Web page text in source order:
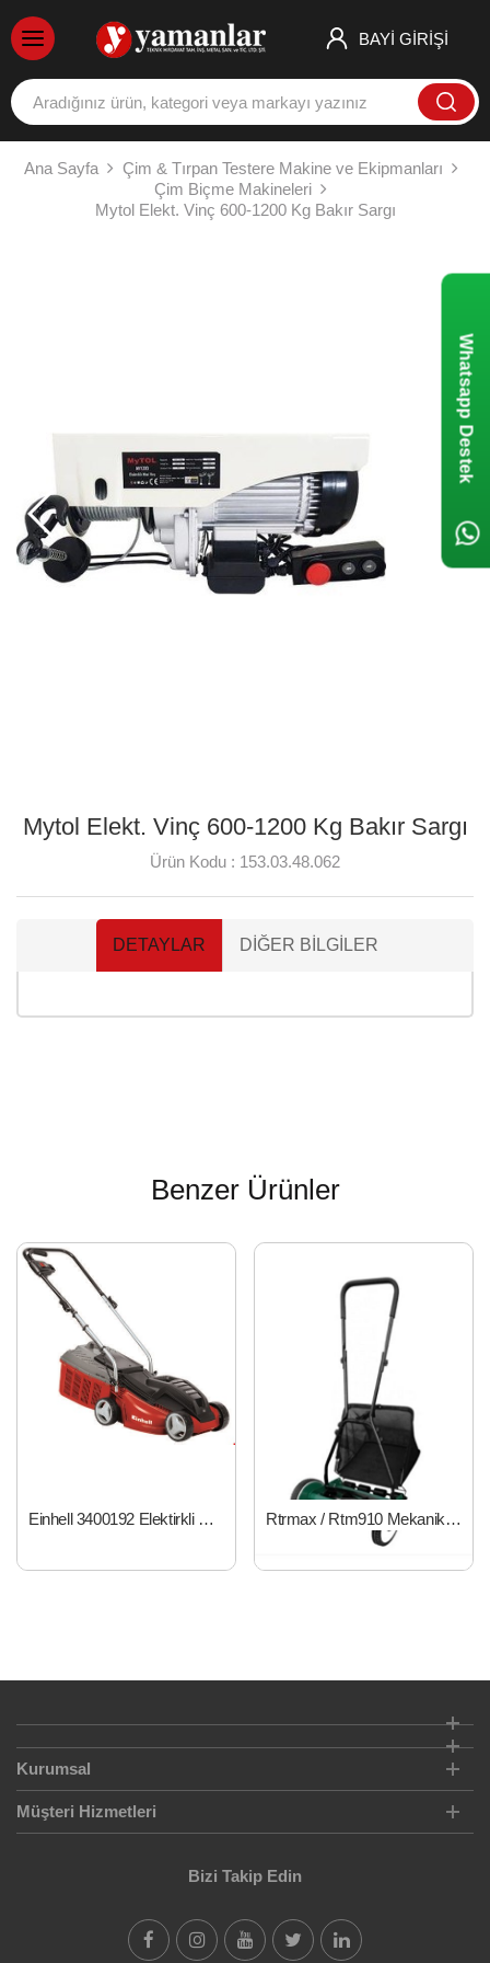
BAYİ GİRİŞİ
Ana Sayfa
Çim & Tırpan Testere Makine ve Ekipmanları
Çim Biçme Makineleri
Mytol Elekt. Vinç 600-1200 Kg Bakır Sargı
Mytol Elekt. Vinç 600-1200 Kg Bakır Sargı
Ürün Kodu : 153.03.48.062
DETAYLAR DIĞER BILGILER
Benzer Ürünler
Einhell 3400192 Elektirkli Çim Biçme 1250 W GC-EC 1233 Rtrmax / Rtm910 Mekanik Çim Biçme Makinası
Kurumsal
Müşteri Hizmetleri
Bizi Takip Edin
Whatsapp Destek